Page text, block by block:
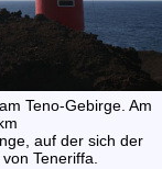
Teno-Gebirge. Am
auf der sich der
Teneriffa.